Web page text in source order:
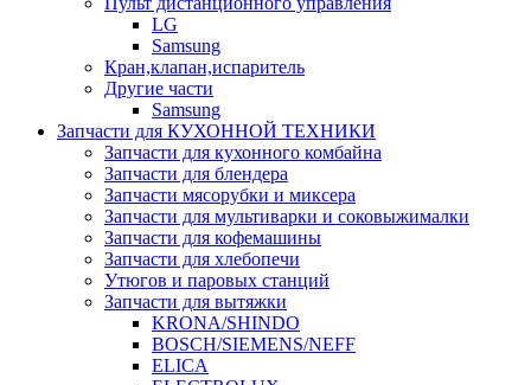
LG
Samsung
Кран,клапан,испаритель
Другие части
Samsung
Запчасти для КУХОННОЙ ТЕХНИКИ
Запчасти для кухонного комбайна
Запчасти для блендера
Запчасти мясорубки и миксера
Запчасти для мультиварки и соковыжималки
Запчасти для кофемашины
Запчасти для хлебопечи
Утюгов и паровых станций
Запчасти для вытяжки
KRONA/SHINDO
BOSCH/SIEMENS/NEFF
ELICA